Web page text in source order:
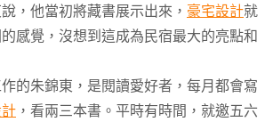
他當初將藏書展示出來， 豪宅設計就
感覺，沒想到這成為民宿最大的亮點和
朱錦東，是閱讀愛好者，每月都會寫
，看兩三本書。平時有時間，就邀五六